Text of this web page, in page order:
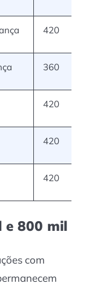
420
360
420
420
420
e 800 mil
com